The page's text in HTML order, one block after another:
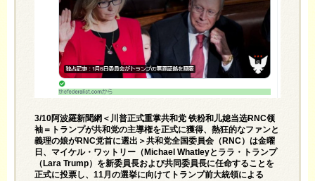
3/10阿波羅新聞網＜川普正式重掌共和党 铁粉和儿媳当选RNC领
袖＝トランプが共和党の主導権を正式に獲得、熱狂的なファンと
義理の娘がRNC党首に選出＞共和党全国委員会（RNC）は金曜
日、マイケル・ワットリー（Michael Whatleyとララ・トランプ
（Lara Trump）を新委員長および共同委員長に任命することを
正式に投票し、11月の選挙に向けてトランプ前大統領による